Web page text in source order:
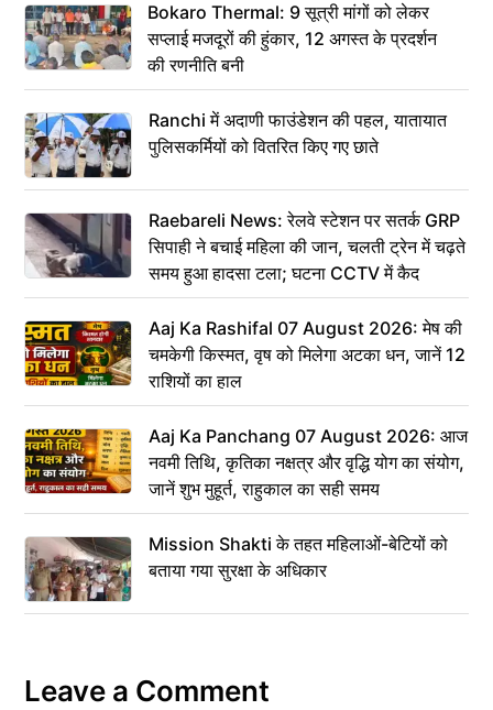
Bokaro Thermal: 9 सूत्री मांगों को लेकर
सप्लाई मजदूरों की हुंकार, 12 अगस्त के प्रदर्शन
की रणनीति बनी
Ranchi में अदाणी फाउंडेशन की पहल, यातायात
पुलिसकर्मियों को वितरित किए गए छाते
Raebareli News: रेलवे स्टेशन पर सतर्क GRP
सिपाही ने बचाई महिला की जान, चलती ट्रेन में चढ़ते
समय हुआ हादसा टला; घटना CCTV में कैद
Aaj Ka Rashifal 07 August 2026: मेष की
चमकेगी किस्मत, वृष को मिलेगा अटका धन, जानें 12
राशियों का हाल
Aaj Ka Panchang 07 August 2026: आज
नवमी तिथि, कृतिका नक्षत्र और वृद्धि योग का संयोग,
जानें शुभ मुहूर्त, राहुकाल का सही समय
Mission Shakti के तहत महिलाओं-बेटियों को
बताया गया सुरक्षा के अधिकार
Leave a Comment